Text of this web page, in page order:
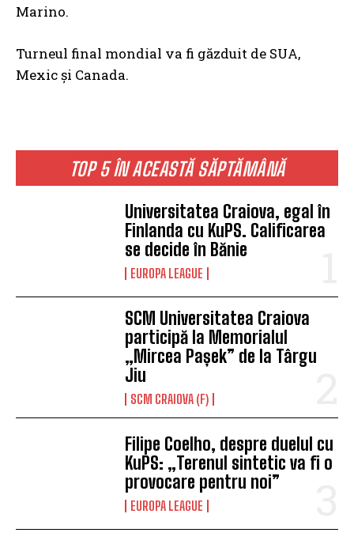
TOP 5 ÎN ACEASTĂ SĂPTĂMÂNĂ
Universitatea Craiova, egal în
Finlanda cu KuPS. Calificarea
se decide în Bănie
EUROPA LEAGUE
SCM Universitatea Craiova
participă la Memorialul
„Mircea Pașek” de la Târgu
Jiu
SCM CRAIOVA (F)
Filipe Coelho, despre duelul cu
KuPS: „Terenul sintetic va fi o
provocare pentru noi”
EUROPA LEAGUE
Marino.
Turneul final mondial va fi găzduit de SUA,
Mexic și Canada.